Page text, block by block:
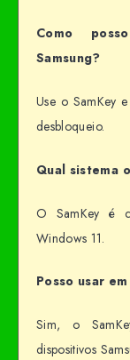
Como
Samsung?
Use o SamKey
desbloqueio.
Qual sistema
O SamKey é
Windows 11.
Posso usar
Sim, o
dispositivos